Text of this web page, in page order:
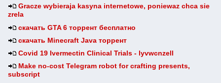
Gracze wybieraja kasyna internetowe, poniewaz chca sie
zrela
скачать GTA 6 торрент бесплатно
скачать Minecraft Java торрент
Covid 19 Ivermectin Clinical Trials - lyvwcnzell
Make no-cost Telegram robot for crafting presents,
subscript